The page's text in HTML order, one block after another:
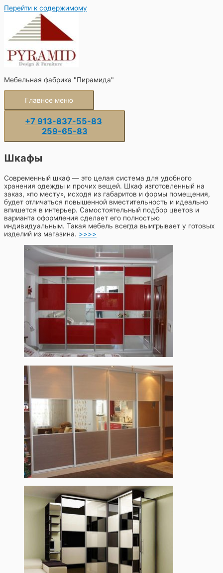
Перейти к содержимому
Мебельная фабрика "Пирамида"
Главное меню
+7 913-837-55-83
259-65-83
Шкафы
Современный шкаф — это целая система для удобного
хранения одежды и прочих вещей. Шкаф изготовленный на
заказ, «по месту», исходя из габаритов и формы помещения,
будет отличаться повышенной вместительность и идеально
впишется в интерьер. Самостоятельный подбор цветов и
варианта оформления сделает его полностью
индивидуальным. Такая мебель всегда выигрывает у готовых
изделий из магазина. >>>>